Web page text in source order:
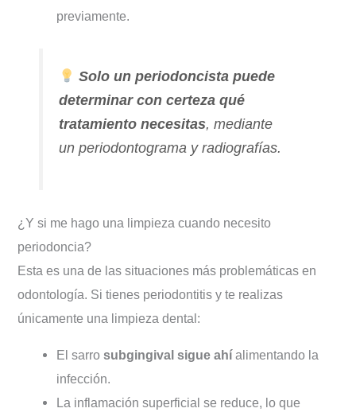
previamente.
Solo un periodoncista puede
determinar con certeza qué
tratamiento necesitas, mediante
un periodontograma y radiografías.
¿Y si me hago una limpieza cuando necesito
periodoncia?
Esta es una de las situaciones más problemáticas en
odontología. Si tienes periodontitis y te realizas
únicamente una limpieza dental:
El sarro subgingival sigue ahíalimentando la
infección.
La inflamación superficial se reduce, lo que